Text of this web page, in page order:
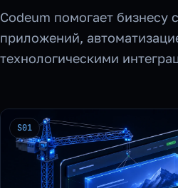
Codeum помогает бизнесу
приложений,
технологическими
S01